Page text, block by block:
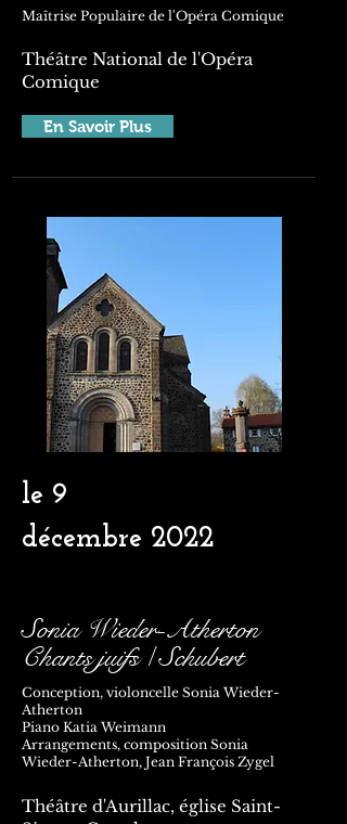
Maîtrise Populaire de l'Opéra Comique
Théâtre National de l'Opéra
Comique
En Savoir Plus
le 9
décembre 2022
Sonia Wieder-Atherton
Chants juifs / Schubert
Conception, violoncelle Sonia Wieder-
Atherton
Piano Katia Weimann
Arrangements, composition Sonia
Wieder-Atherton, Jean François Zygel
Théâtre d'Aurillac, église Saint-